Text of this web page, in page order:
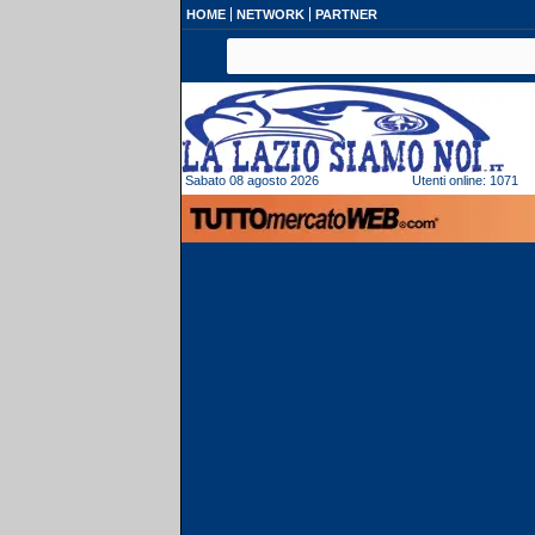
HOME NETWORK PARTNER
Sabato 08 agosto 2026 Utenti online: 1071